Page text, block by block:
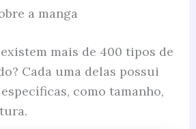
a manga
mais de 400 tipos de
Cada uma delas possui
como tamanho,